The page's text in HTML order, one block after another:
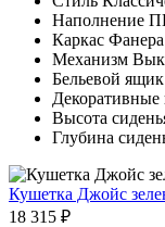
Наполнение
Каркас Фанера
Механизм
Бельевой ящик
Высота
Глубина
Кушетка Джойс
18 315 ₽